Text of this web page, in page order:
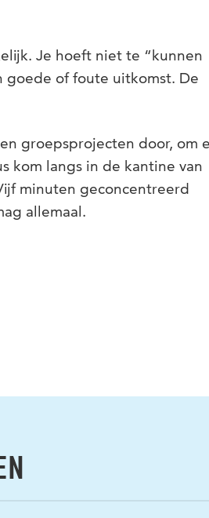
Je hoeft niet te “kunnen
goede of foute uitkomst. De
groepsprojecten door, om
kom langs in de kantine van
minuten geconcentreerd
allemaal.